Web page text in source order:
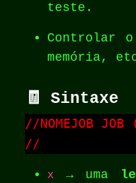
teste.
Controlar
memória,
🧾 Sintaxe
//NOMEJOB
//
x → uma